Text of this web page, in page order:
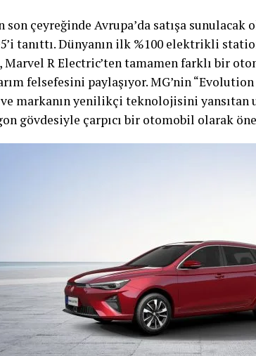
son çeyreğinde Avrupa’da satışa
tanıttı. Dünyanın ilk %100 elektrikli
Marvel R Electric’ten tamamen farklı bir
felsefesini paylaşıyor. MG’nin
ve markanın yenilikçi teknolojisini yansıtan
gövdesiyle çarpıcı bir otomobil olarak öne